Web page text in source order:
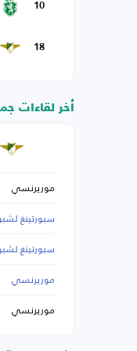
10
18
أخر لقاءات
موريرنسي
سبورتينغ
سبورتينغ
موريرنسي
موريرنسي